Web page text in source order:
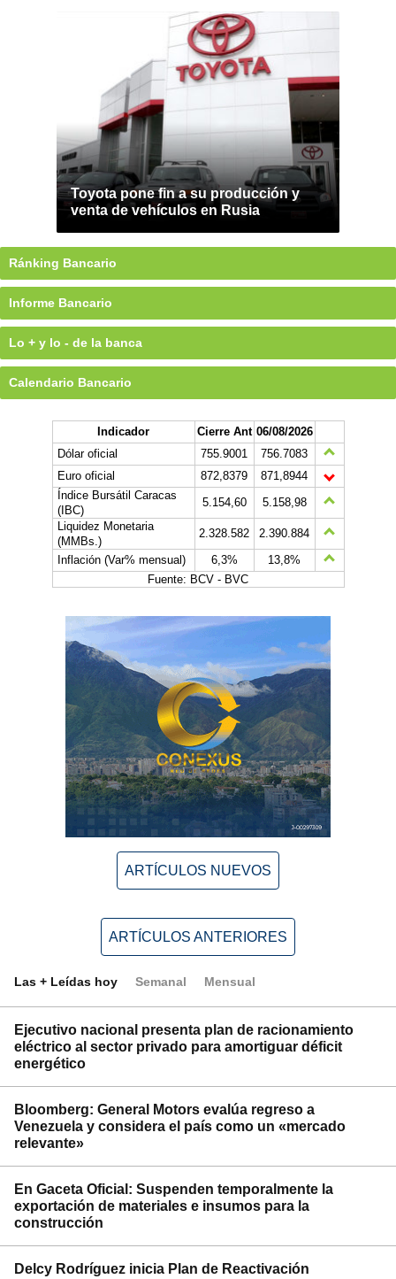
Toyota pone fin a su producción y
venta de vehículos en Rusia
Ránking Bancario
Informe Bancario
Lo + y lo - de la banca
Calendario Bancario
Indicador Cierre Ant 06/08/2026
Dólar oficial
755.9001
756.7083
Euro oficial
872,8379
871,8944
Índice Bursátil Caracas
(IBC)
5.154,60
5.158,98
Liquidez Monetaria
(MMBs.)
2.328.582
2.390.884
Inflación (Var% mensual)
6,3%
13,8%
Fuente: BCV - BVC
ARTÍCULOS NUEVOS
ARTÍCULOS ANTERIORES
Las + Leídas hoy Semanal Mensual
Ejecutivo nacional presenta plan de racionamiento
eléctrico al sector privado para amortiguar déficit
energético
Bloomberg: General Motors evalúa regreso a
Venezuela y considera el país como un «mercado
relevante»
En Gaceta Oficial: Suspenden temporalmente la
exportación de materiales e insumos para la
construcción
Delcy Rodríguez inicia Plan de Reactivación